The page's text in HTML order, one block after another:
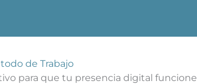
de Trabajo
para que tu presencia digital funcione